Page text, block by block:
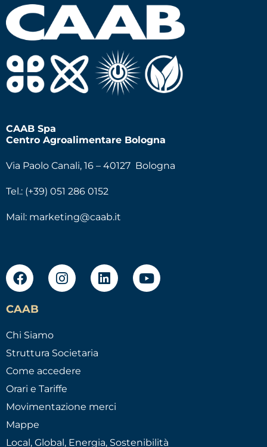
CAAB Spa
Centro Agroalimentare Bologna
Via Paolo Canali, 16 – 40127 Bologna
Tel.: (+39) 051 286 0152
Mail: marketing@caab.it
CAAB
Chi Siamo
Struttura Societaria
Come accedere
Orari e Tariffe
Movimentazione merci
Mappe
Local, Global, Energia, Sostenibilità